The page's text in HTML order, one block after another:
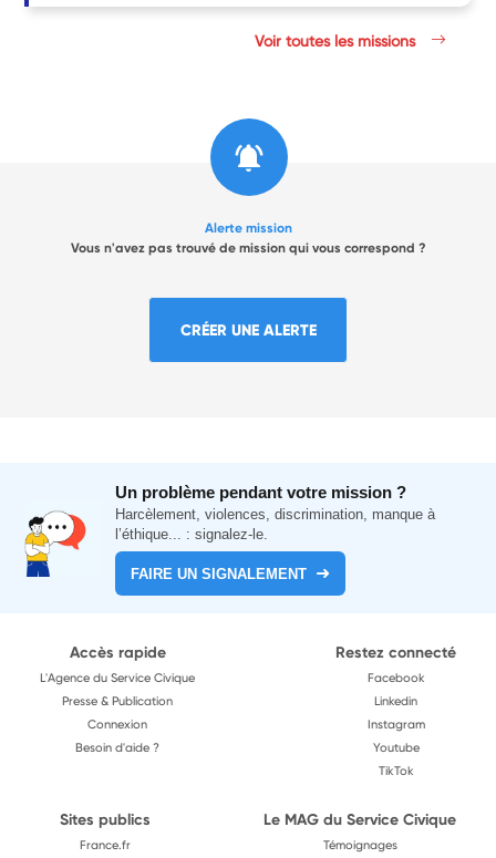
Voir toutes les missions
Alerte mission
Vous n'avez pas trouvé de mission qui vous correspond ?
CRÉER UNE ALERTE
Un problème pendant votre mission ?
Harcèlement, violences, discrimination, manque à
l’éthique... : signalez-le.
FAIRE UN SIGNALEMENT
Accès rapide
L'Agence du Service Civique
Presse & Publication
Connexion
Besoin d'aide ?
Restez connecté
Facebook
Linkedin
Instagram
Youtube
TikTok
Sites publics
France.fr
Le MAG du Service Civique
Témoignages